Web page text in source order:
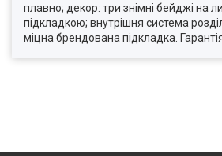
плавно; декор: три знімні бейджі на
підкладкою; внутрішня система
міцна брендована підкладка.